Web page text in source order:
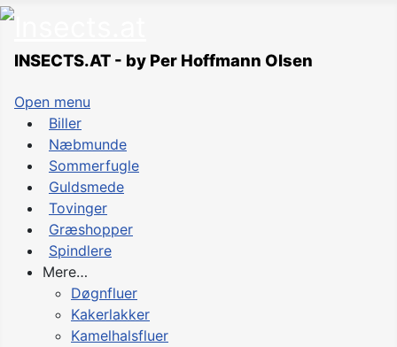
INSECTS.AT - by Per Hoffmann Olsen
Open menu
Biller
Næbmunde
Sommerfugle
Guldsmede
Tovinger
Græshopper
Spindlere
Mere…
Døgnfluer
Kakerlakker
Kamelhalsfluer